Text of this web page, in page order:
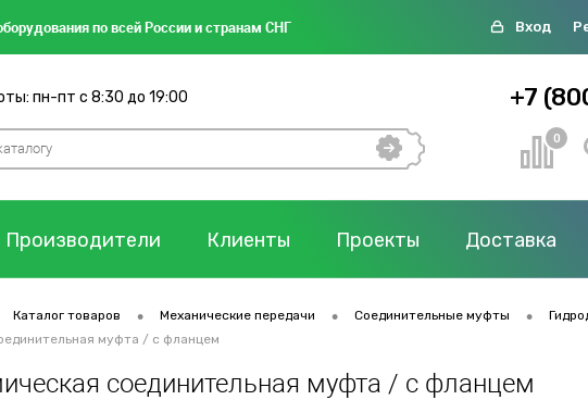
по всей России и странам СНГ Вход
пн-пт с 8:30 до 19:00 +7
0
Производители Клиенты Проекты Доставка
Каталог товаров • Механические передачи • Соединительные муфты •
муфта / с фланцем
соединительная муфта / с фланцем